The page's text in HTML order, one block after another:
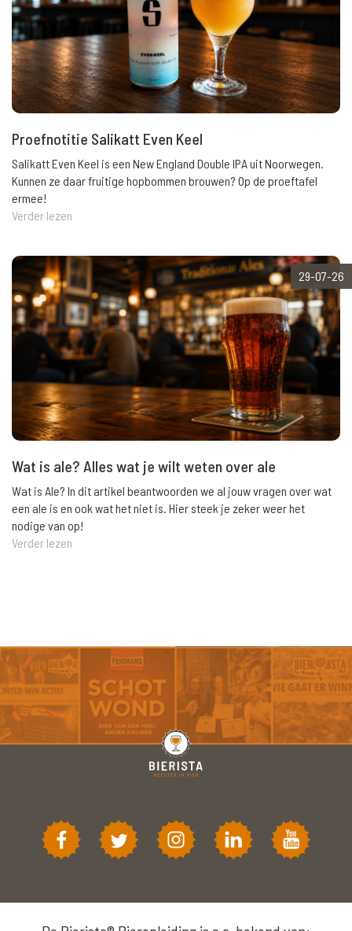
Proefnotitie Salikatt Even Keel
Salikatt Even Keel is een New England Double IPA uit Noorwegen.
Kunnen ze daar fruitige hopbommen brouwen? Op de proeftafel
ermee!
Verder lezen
29-07-26
Wat is ale? Alles wat je wilt weten over ale
Wat is Ale? In dit artikel beantwoorden we al jouw vragen over wat
een ale is en ook wat het niet is. Hier steek je zeker weer het
nodige van op!
Verder lezen